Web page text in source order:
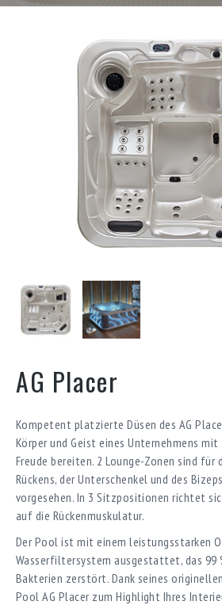
AG Placer
Kompetent platzierte Düsen des AG
Körper und Geist eines Unternehmens
Freude bereiten. 2 Lounge-Zonen sind für
Rückens, der Unterschenkel und des
vorgesehen. In 3 Sitzpositionen richtet
auf die Rückenmuskulatur.
Der Pool ist mit einem leistungsstarken
Wasserfiltersystem ausgestattet, das 99
Bakterien zerstört. Dank seines
Pool AG Placer zum Highlight Ihres